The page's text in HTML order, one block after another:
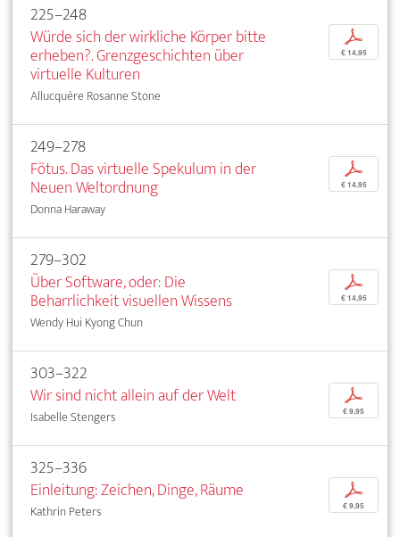
225–248
Würde sich der wirkliche Körper bitte
erheben?. Grenzgeschichten über
virtuelle Kulturen
Allucquère Rosanne Stone
p
€ 14,95
249–278
Fötus. Das virtuelle Spekulum in der
Neuen Weltordnung
Donna Haraway
p
€ 14,95
279–302
Über Software, oder: Die
Beharrlichkeit visuellen Wissens
Wendy Hui Kyong Chun
p
€ 14,95
303–322
Wir sind nicht allein auf der Welt
Isabelle Stengers
p
€ 9,95
325–336
Einleitung: Zeichen, Dinge, Räume
Kathrin Peters
p
€ 9,95